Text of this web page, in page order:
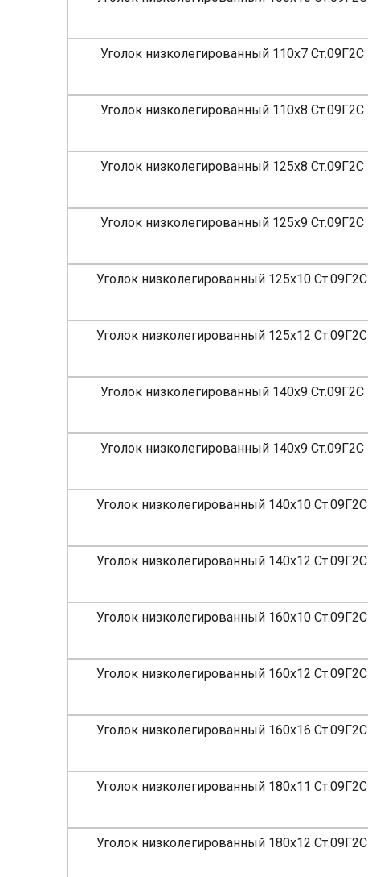
Уголок низколегированный 110х7 Ст.09Г2С
Уголок низколегированный 110х8 Ст.09Г2С
Уголок низколегированный 125х8 Ст.09Г2С
Уголок низколегированный 125х9 Ст.09Г2С
Уголок низколегированный 125х10 Ст.09Г2С
Уголок низколегированный 125х12 Ст.09Г2С
Уголок низколегированный 140х9 Ст.09Г2С
Уголок низколегированный 140х9 Ст.09Г2С
Уголок низколегированный 140х10 Ст.09Г2С
Уголок низколегированный 140х12 Ст.09Г2С
Уголок низколегированный 160х10 Ст.09Г2С
Уголок низколегированный 160х12 Ст.09Г2С
Уголок низколегированный 160х16 Ст.09Г2С
Уголок низколегированный 180х11 Ст.09Г2С
Уголок низколегированный 180х12 Ст.09Г2С